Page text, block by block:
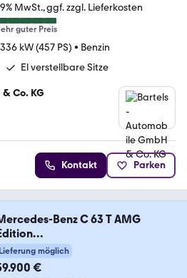
MwSt. ggf. zzgl. Lieferkosten
guter Preis
336 kW (457 PS) • Benzin
El verstellbare Sitze
Co. KG
Kontakt Parken
Benz C 63 T AMG
Lieferung möglich
€